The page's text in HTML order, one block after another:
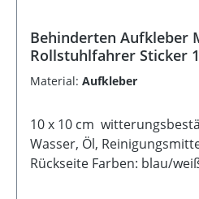
Behinderten Aufkleber
Rollstuhlfahrer Sticker
Material: Aufkleber
10 x 10 cm
Wasser, Öl,
Rückseite Farben: blau/